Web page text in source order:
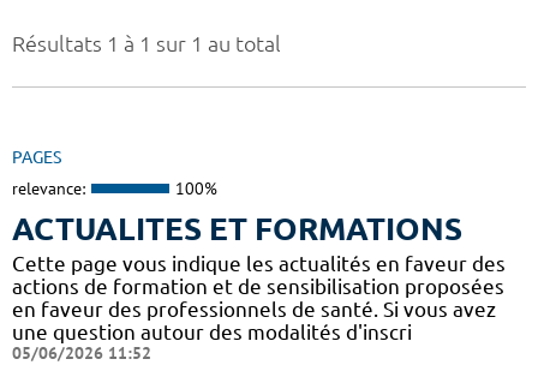
Résultats 1 à 1 sur 1 au total
PAGES
relevance: 100%
ACTUALITES ET FORMATIONS
Cette page vous indique les actualités en faveur des
actions de formation et de sensibilisation proposées
en faveur des professionnels de santé. Si vous avez
une question autour des modalités d'inscri
05/06/2026 11:52